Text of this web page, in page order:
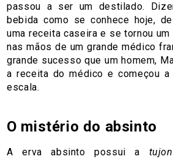
passou a ser um destilado.
bebida como se conhece hoje,
uma receita caseira e se tornou
nas mãos de um grande médico
grande sucesso que um homem,
a receita do médico e começou
escala.
O mistério do absinto
A erva absinto possui a